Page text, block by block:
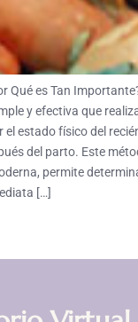
Qué es Tan
y efectiva que
el estado físico del
del parto. Este
permite
[…]